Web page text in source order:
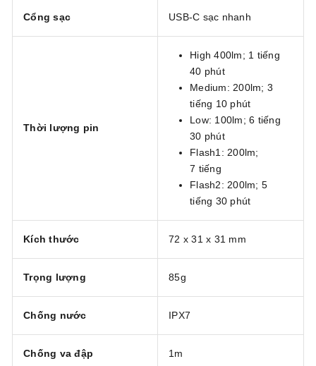
Cổng sạc USB-C sạc nhanh
Thời lượng pin
High 400lm; 1 tiếng
40 phút
Medium: 200lm; 3
tiếng 10 phút
Low: 100lm; 6 tiếng
30 phút
Flash1: 200lm;
7 tiếng
Flash2: 200lm; 5
tiếng 30 phút
Kích thước 72 x 31 x 31 mm
Trọng lượng 85g
Chống nước IPX7
Chống va đập 1m